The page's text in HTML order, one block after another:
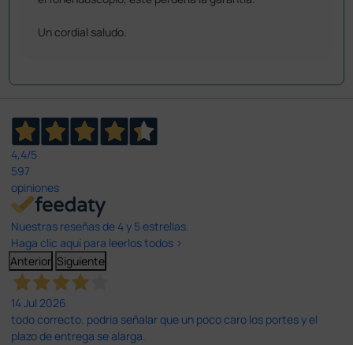
Un cordial saludo.
4,4/5
597
opiniones
Nuestras reseñas de 4 y 5 estrellas.
Haga clic aquí para leerlos todos >
Anterior Siguiente
14 Jul 2026
todo correcto. podria señalar que un poco caro los portes y el
plazo de entrega se alarga.